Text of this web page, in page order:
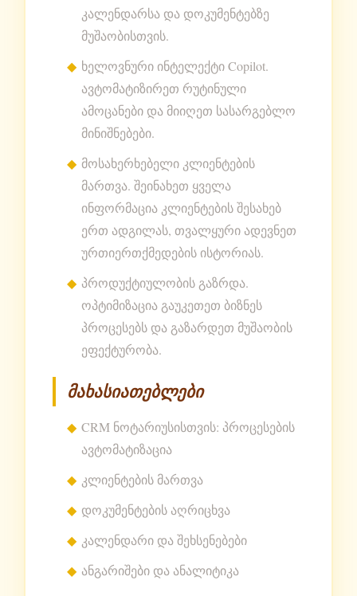
კალენდარსა და დოკუმენტებზე
მუშაობისთვის.
ხელოვნური ინტელექტი Copilot.
ავტომატიზირეთ რუტინული
ამოცანები და მიიღეთ სასარგებლო
მინიშნებები.
მოსახერხებელი კლიენტების
მართვა. შეინახეთ ყველა
ინფორმაცია კლიენტების შესახებ
ერთ ადგილას, თვალყური ადევნეთ
ურთიერთქმედების ისტორიას.
პროდუქტიულობის გაზრდა.
ოპტიმიზაცია გაუკეთეთ ბიზნეს
პროცესებს და გაზარდეთ მუშაობის
ეფექტურობა.
მახასიათებლები
CRM ნოტარიუსისთვის: პროცესების
ავტომატიზაცია
კლიენტების მართვა
დოკუმენტების აღრიცხვა
კალენდარი და შეხსენებები
ანგარიშები და ანალიტიკა